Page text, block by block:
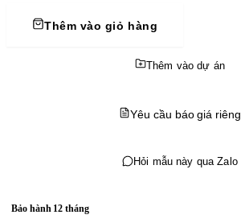
Thêm vào giỏ hàng
Thêm vào dự án
Yêu cầu báo giá riêng
Hỏi mẫu này qua Zalo
Bảo hành 12 tháng